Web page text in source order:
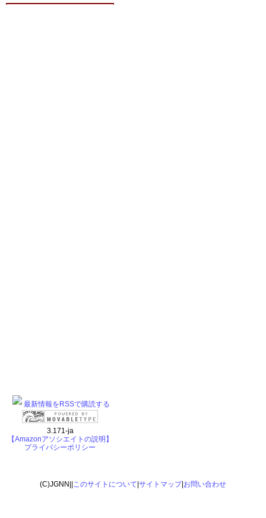
最新情報をRSSで購読する
3.171-ja
【Amazonアソシエイトの説明】
プライバシーポリシー
(C)JGNN|| このサイトについて サイトマップ| お問い合わせ